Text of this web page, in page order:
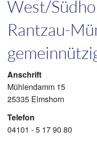
Spenden
West/
Rantzau-
Anschrift
Mühlendamm 15
25335 Elmshorn
Telefon
04101 - 5 17 90 80